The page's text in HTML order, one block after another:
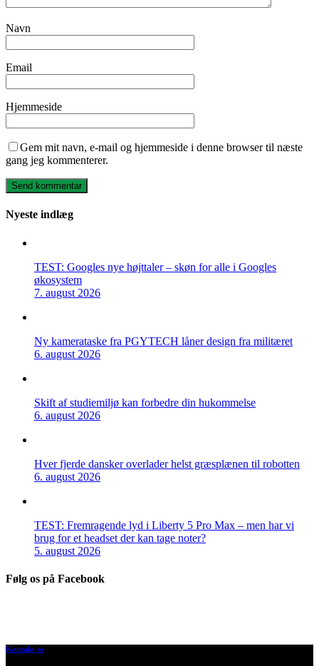
Navn
Email
Hjemmeside
Gem mit navn, e-mail og hjemmeside i denne browser til næste
gang jeg kommenterer.
Nyeste indlæg
TEST: Googles nye højttaler – skøn for alle i Googles
økosystem
7. august 2026
Ny kamerataske fra PGYTECH låner design fra militæret
6. august 2026
Skift af studiemiljø kan forbedre din hukommelse
6. august 2026
Hver fjerde dansker overlader helst græsplænen til robotten
6. august 2026
TEST: Fremragende lyd i Liberty 5 Pro Max – men har vi
brug for et headset der kan tage noter?
5. august 2026
Følg os på Facebook
Kontakt os